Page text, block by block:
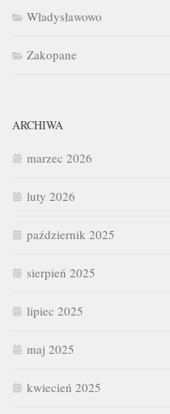
Władysławowo
Zakopane
ARCHIWA
marzec 2026
luty 2026
październik 2025
sierpień 2025
lipiec 2025
maj 2025
kwiecień 2025